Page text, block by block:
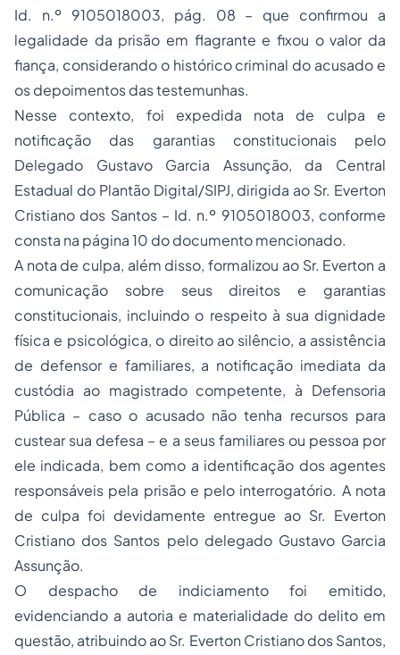
Id. n.º 9105018003, pág. 08 – que confirmou a
legalidade da prisão em flagrante e fixou o valor da
fiança, considerando o histórico criminal do acusado e
os depoimentos das testemunhas.
Nesse contexto, foi expedida nota de culpa e
notificação das garantias constitucionais pelo
Delegado Gustavo Garcia Assunção, da Central
Estadual do Plantão Digital/SIPJ, dirigida ao Sr. Everton
Cristiano dos Santos – Id. n.º 9105018003, conforme
consta na página 10 do documento mencionado.
A nota de culpa, além disso, formalizou ao Sr. Everton a
comunicação sobre seus direitos e garantias
constitucionais, incluindo o respeito à sua dignidade
física e psicológica, o direito ao silêncio, a assistência
de defensor e familiares, a notificação imediata da
custódia ao magistrado competente, à Defensoria
Pública – caso o acusado não tenha recursos para
custear sua defesa – e a seus familiares ou pessoa por
ele indicada, bem como a identificação dos agentes
responsáveis pela prisão e pelo interrogatório. A nota
de culpa foi devidamente entregue ao Sr. Everton
Cristiano dos Santos pelo delegado Gustavo Garcia
Assunção.
O despacho de indiciamento foi emitido,
evidenciando a autoria e materialidade do delito em
questão, atribuindo ao Sr. Everton Cristiano dos Santos,